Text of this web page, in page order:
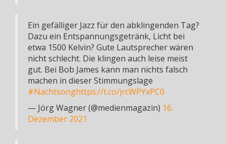
Ein gefälliger Jazz für den abklingenden Tag?
Dazu ein Entspannungsgetränk, Licht bei
etwa 1500 Kelvin? Gute Lautsprecher wären
nicht schlecht. Die klingen auch leise meist
gut. Bei Bob James kann man nichts falsch
machen in dieser Stimmungslage
#Nachtsonghttps://t.co/jrcWPYxPC0
— Jörg Wagner (@medienmagazin) 16.
Dezember 2021